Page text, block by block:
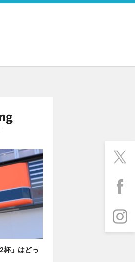
杯」はどっ